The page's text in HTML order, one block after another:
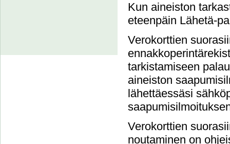
Kun aineiston
eteenpäin Lähetä-
Verokorttien
tarkistamiseen
aineiston
lähettäessäsi
Verokorttien
noutaminen on